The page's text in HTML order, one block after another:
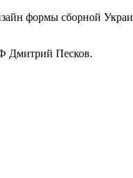
формы сборной
Дмитрий Песков.